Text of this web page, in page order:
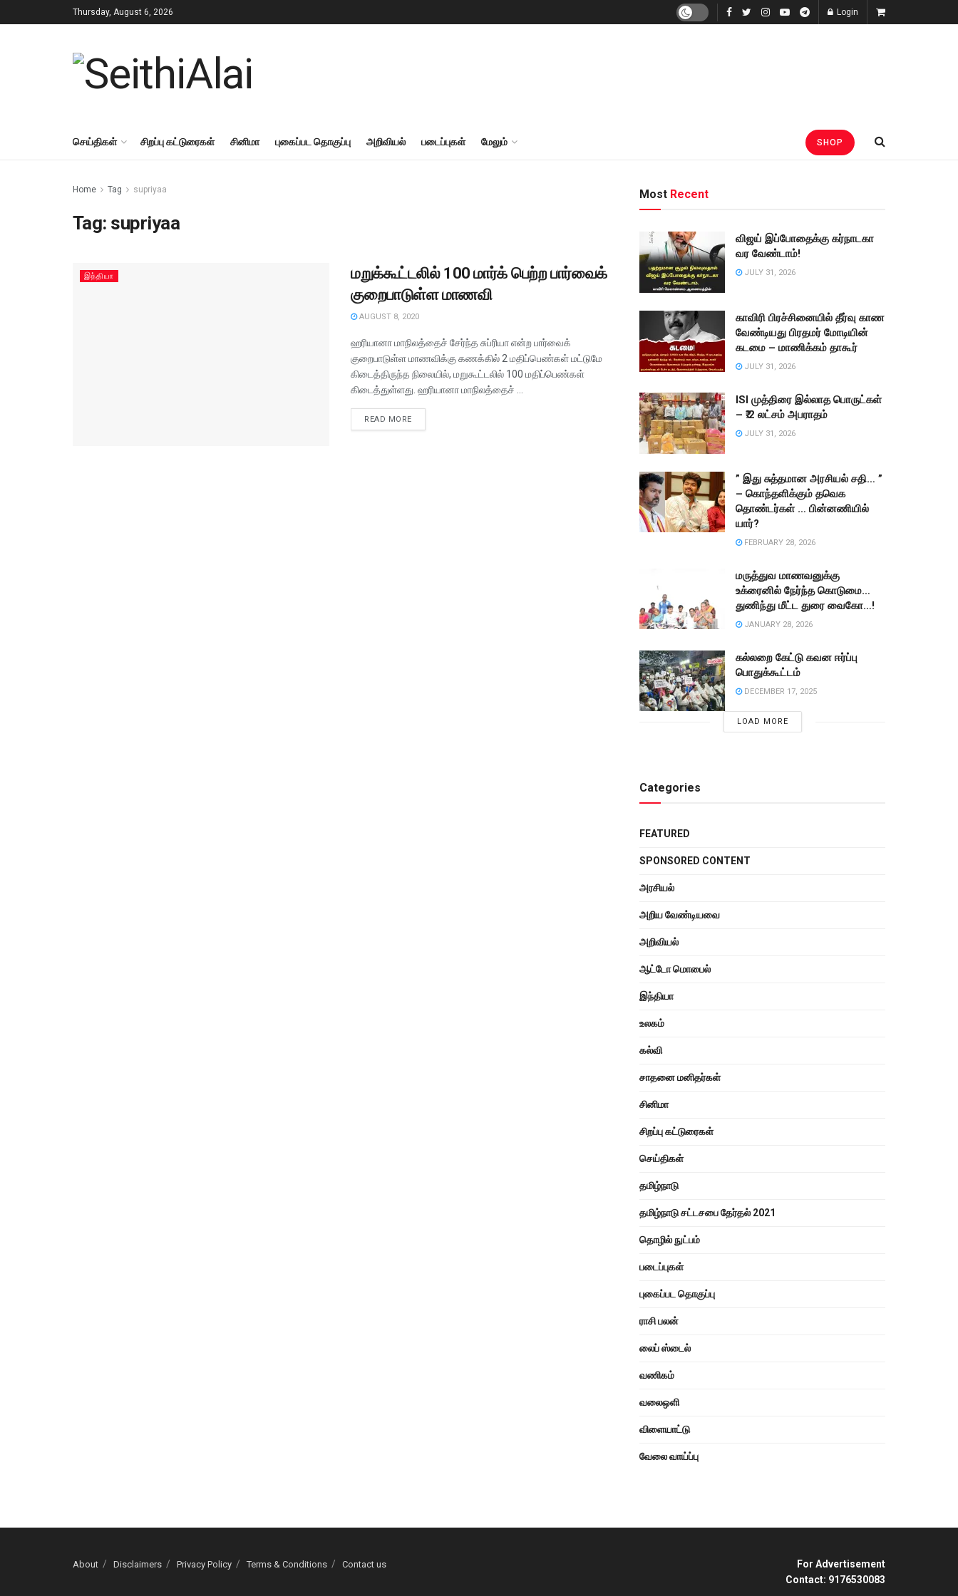
Thursday, August 6, 2026 Login
செய்திகள் சிறப்பு கட்டுரைகள் சினிமா புகைப்பட தொகுப்பு அறிவியல் படைப்புகள் மேலும் SHOP
Home Tag supriyaa
Tag: supriyaa
இந்தியா
மறுக்கூட்டலில் 100 மார்க் பெற்ற பார்வைக்
குறைபாடுள்ள மாணவி
AUGUST 8, 2020
ஹரியானா மாநிலத்தைச் சேர்ந்த சுப்ரியா என்ற பார்வைக்
குறைபாடுள்ள மாணவிக்கு கணக்கில் 2 மதிப்பெண்கள் மட்டுமே
கிடைத்திருந்த நிலையில், மறுகூட்டலில் 100 மதிப்பெண்கள்
கிடைத்துள்ளது. ஹரியானா மாநிலத்தைச் ...
READ MORE
Most Recent
விஜய் இப்போதைக்கு கர்நாடகா
வர வேண்டாம்!
JULY 31, 2026
காவிரி பிரச்சினையில் தீர்வு காண
வேண்டியது பிரதமர் மோடியின்
கடமை – மாணிக்கம் தாகூர்
JULY 31, 2026
ISI முத்திரை இல்லாத பொருட்கள்
– ₹.2 லட்சம் அபராதம்
JULY 31, 2026
” இது சுத்தமான அரசியல் சதி… ”
– கொந்தளிக்கும் தவெக
தொண்டர்கள் … பின்னணியில்
யார்?
FEBRUARY 28, 2026
மருத்துவ மாணவனுக்கு
உக்ரைனில் நேர்ந்த கொடுமை…
துணிந்து மீட்ட துரை வைகோ…!
JANUARY 28, 2026
கல்லறை கேட்டு கவன ஈர்ப்பு
பொதுக்கூட்டம்
DECEMBER 17, 2025
LOAD MORE
Categories
FEATURED
SPONSORED CONTENT
அரசியல்
அறிய வேண்டியவை
அறிவியல்
ஆட்டோ மொபைல்
இந்தியா
உலகம்
கல்வி
சாதனை மனிதர்கள்
சினிமா
சிறப்பு கட்டுரைகள்
செய்திகள்
தமிழ்நாடு
தமிழ்நாடு சட்டசபை தேர்தல் 2021
தொழில் நுட்பம்
படைப்புகள்
புகைப்பட தொகுப்பு
ராசி பலன்
லைப் ஸ்டைல்
வணிகம்
வலைஒளி
விளையாட்டு
வேலை வாய்ப்பு
About Disclaimers Privacy Policy Terms & Conditions Contact us
For Advertisement
Contact: 9176530083